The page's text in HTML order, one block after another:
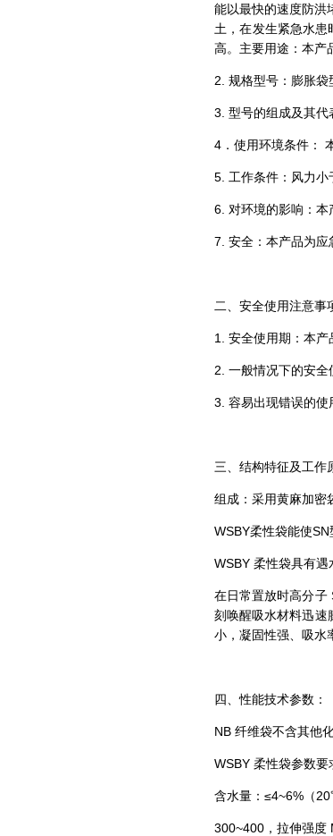
能以最快的速度防洪
土，在发生紧急水
高。主要用途：本产
2. 规格型号：膨胀
3. 型号的组成及其代
4．使用环境条件：
5. 工作条件：风力
6. 对环境的影响：本
7. 安全：本产品为
二、安全使用注意事
1. 安全使用期：本
2. 一般情况下的安
3. 容易出现错误的
三、结构特征及工作
组成：采用黄麻加密
WSBY柔性袋能使
WSBY 柔性袋具有遇
在日常置放时高分子
刻唤醒吸水材料迅速
小，凝固性强、吸水
四、性能技术参数：
NB 纤维袋不含其他
WSBY 柔性袋参数要
含水量：≤4~6%（
300~400，拉伸强度